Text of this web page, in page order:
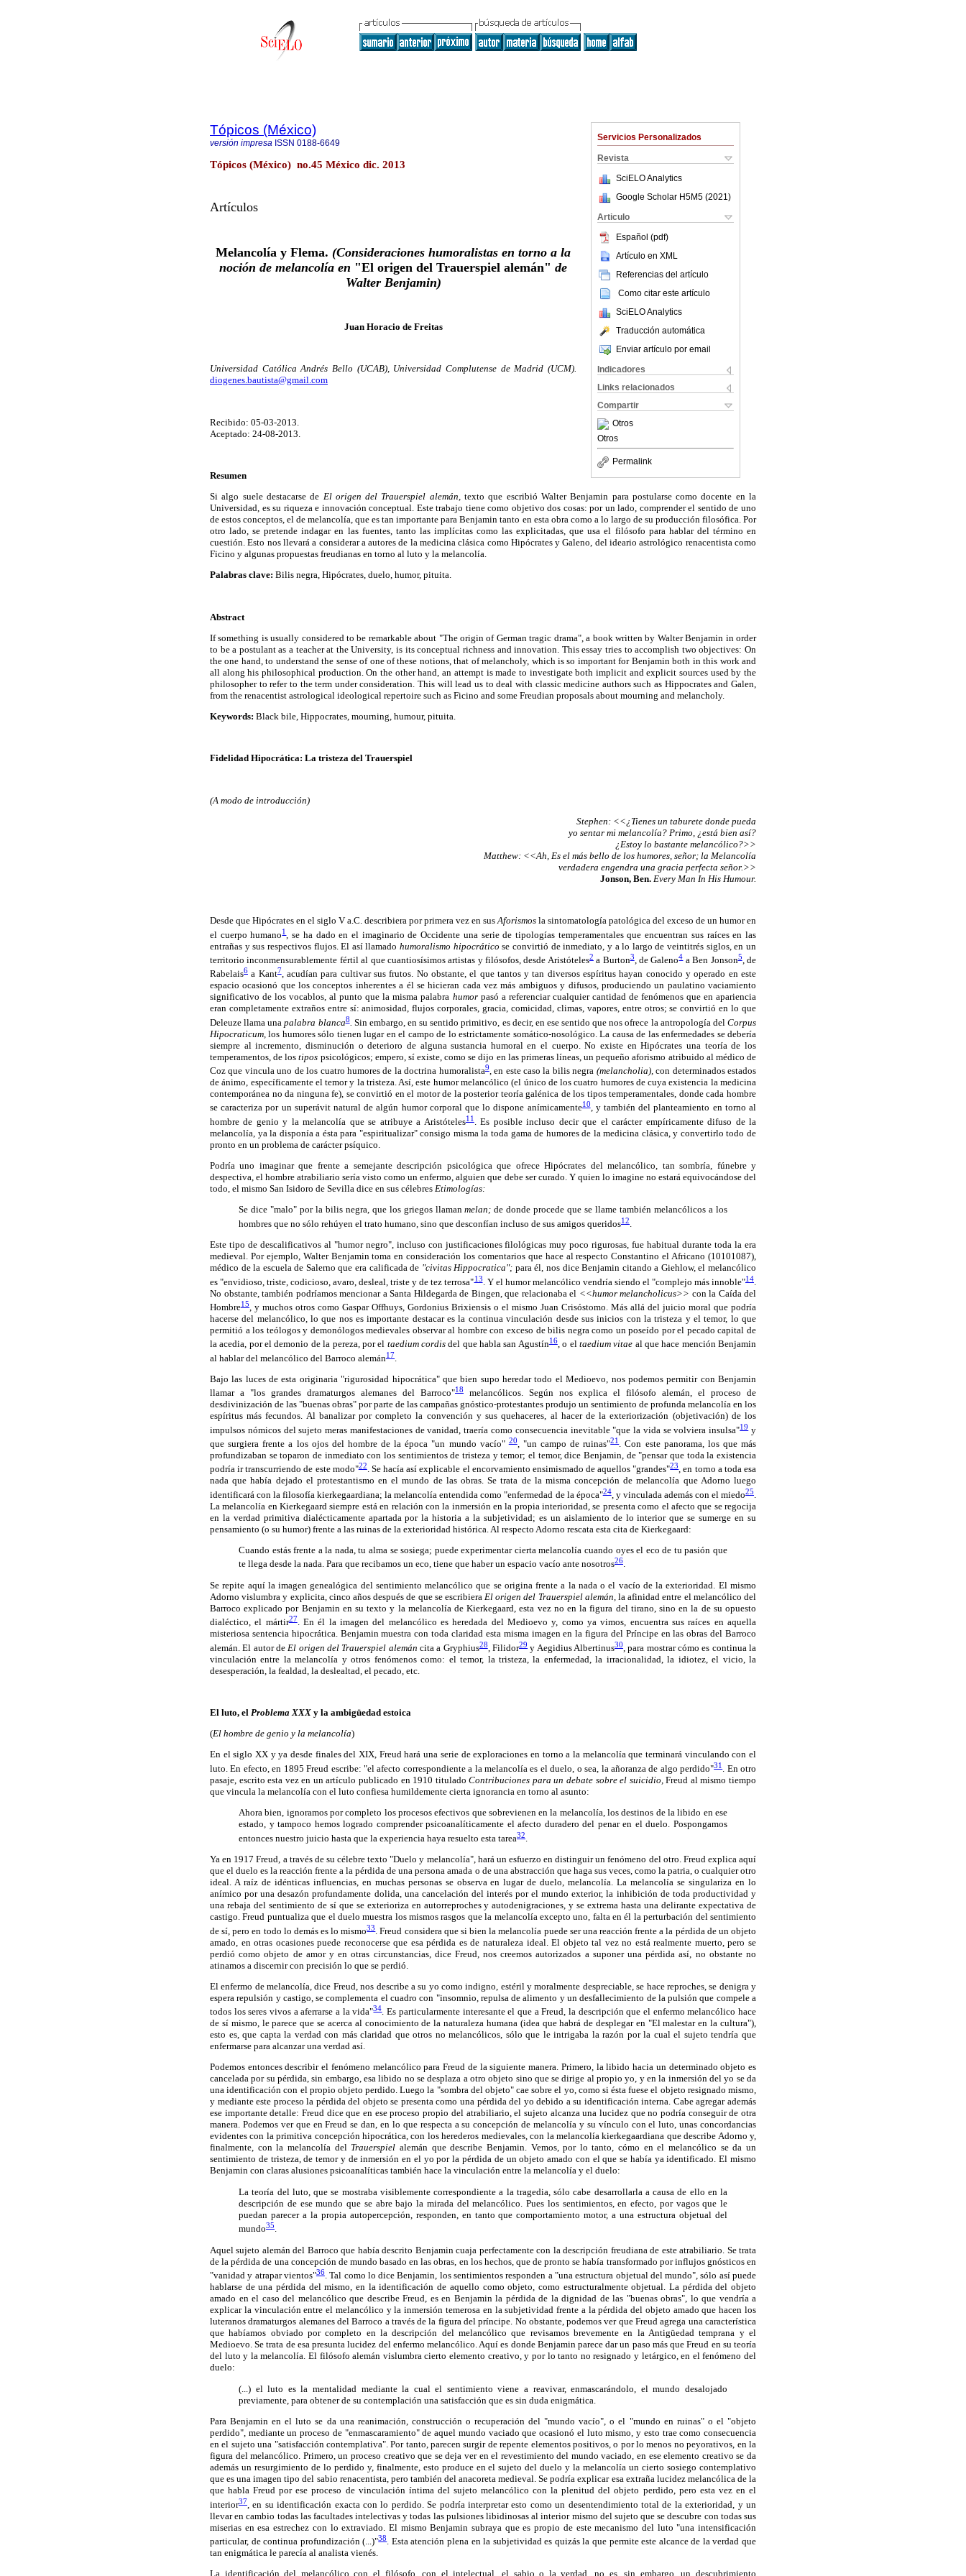
Servicios Personalizados
Revista
SciELO Analytics
Google Scholar H5M5 (2021 )
Articulo
Español (pdf)
Artículo en XML
Referencias del artículo
Como citar este artículo
SciELO Analytics
Traducción automática
Enviar artículo por email
Indicadores
Links relacionados
Compartir
Otros
Otros
Permalink
Tópicos (México)
versión impresa ISSN 0188-6649
Tópicos (México) no.45 México dic. 2013
Artículos
Melancolía y Flema. (Consideraciones humoralistas en torno a la
noción de melancolía en "El origen del Trauerspiel alemán" de
Walter Benjamin)
Juan Horacio de Freitas
Universidad Católica Andrés Bello (UCAB), Universidad Complutense de Madrid (UCM).
diogenes.bautista@gmail.com
Recibido: 05-03-2013.
Aceptado: 24-08-2013.
Resumen
Si algo suele destacarse de El origen del Trauerspiel alemán,texto que escribió Walter Benjamin para postularse como docente en la
Universidad, es su riqueza e innovación conceptual. Este trabajo tiene como objetivo dos cosas: por un lado, comprender el sentido de uno
de estos conceptos, el de melancolía, que es tan importante para Benjamin tanto en esta obra como a lo largo de su producción filosófica. Por
otro lado, se pretende indagar en las fuentes, tanto las implícitas como las explicitadas, que usa el filósofo para hablar del término en
cuestión. Esto nos llevará a considerar a autores de la medicina clásica como Hipócrates y Galeno, del ideario astrológico renacentista como
Ficino y algunas propuestas freudianas en torno al luto y la melancolía.
Palabras clave: Bilis negra, Hipócrates, duelo, humor, pituita.
Abstract
If something is usually considered to be remarkable about "The origin of German tragic drama", a book written by Walter Benjamin in order
to be a postulant as a teacher at the University, is its conceptual richness and innovation. This essay tries to accomplish two objectives: On
the one hand, to understand the sense of one of these notions, that of melancholy, which is so important for Benjamin both in this work and
all along his philosophical production. On the other hand, an attempt is made to investigate both implicit and explicit sources used by the
philosopher to refer to the term under consideration. This will lead us to deal with classic medicine authors such as Hippocrates and Galen,
from the renacentist astrological ideological repertoire such as Ficino and some Freudian proposals about mourning and melancholy.
Keywords: Black bile, Hippocrates, mourning, humour, pituita.
Fidelidad Hipocrática: La tristeza del Trauerspiel
(A modo de introducción)
Stephen: <<¿Tienes un taburete donde pueda
yo sentar mi melancolía? Primo, ¿está bien así?
¿Estoy lo bastante melancólico?>>
Matthew: <<Ah, Es el más bello de los humores, señor; la Melancolía
verdadera engendra una gracia perfecta señor.>>
Jonson, Ben. Every Man In His Humour.
Desde que Hipócrates en el siglo V a.C. describiera por primera vez en susAforismos la sintomatología patológica del exceso de un humor en
el cuerpo humano1 , se ha dado en el imaginario de Occidente una serie de tipologías temperamentales que encuentran sus raíces en las
entrañas y sus respectivos flujos. El así llamadohumoralismo hipocrático se convirtió de inmediato, y a lo largo de veintitrés siglos, en un
territorio inconmensurablemente fértil al que cuantiosísimos artistas y filósofos, desde Aristóteles2a Burton3, de Galeno4a Ben Jonson5, de
Rabelais6 a Kant7, acudían para cultivar sus frutos. No obstante, el que tantos y tan diversos espíritus hayan conocido y operado en este
espacio ocasionó que los conceptos inherentes a él se hicieran cada vez más ambiguos y difusos, produciendo un paulatino vaciamiento
significativo de los vocablos, al punto que la misma palabra humorpasó a referenciar cualquier cantidad de fenómenos que en apariencia
eran completamente extraños entre sí: animosidad, flujos corporales, gracia, comicidad, climas, vapores, entre otros; se convirtió en lo que
Deleuze llama unapalabra blanca8. Sin embargo, en su sentido primitivo, es decir, en ese sentido que nos ofrece la antropología delCorpus
Hipocraticum, los humores sólo tienen lugar en el campo de lo estrictamente somático-nosológico. La causa de las enfermedades se debería
siempre al incremento, disminución o deterioro de alguna sustancia humoral en el cuerpo. No existe en Hipócrates una teoría de los
temperamentos, de lostipos psicológicos; empero, sí existe, como se dijo en las primeras líneas, un pequeño aforismo atribuido al médico de
Coz que vincula uno de los cuatro humores de la doctrina humoralista9, en este caso la bilis negra (melancholia),con determinados estados
de ánimo, específicamente el temor y la tristeza. Así, este humor melancólico (el único de los cuatro humores de cuya existencia la medicina
contemporánea no da ninguna fe), se convirtió en el motor de la posterior teoría galénica de los tipos temperamentales, donde cada hombre
se caracteriza por un superávit natural de algún humor corporal que lo dispone anímicamente10, y también del planteamiento en torno al
hombre de genio y la melancolía que se atribuye a Aristóteles11. Es posible incluso decir que el carácter empíricamente difuso de la
melancolía, ya la disponía a ésta para "espiritualizar" consigo misma la toda gama de humores de la medicina clásica, y convertirlo todo de
pronto en un problema de carácter psíquico.
Podría uno imaginar que frente a semejante descripción psicológica que ofrece Hipócrates del melancólico, tan sombría, fúnebre y
despectiva, el hombre atrabiliario sería visto como un enfermo, alguien que debe ser curado. Y quien lo imagine no estará equivocándose del
todo, el mismo San Isidoro de Sevilla dice en sus célebres Etimologías:
Se dice "malo" por la bilis negra, que los griegos llamanmelan; de donde procede que se llame también melancólicos a los
hombres que no sólo rehúyen el trato humano, sino que desconfían incluso de sus amigos queridos12
Este tipo de descalificativos al "humor negro", incluso con justificaciones filológicas muy poco rigurosas, fue habitual durante toda la era
medieval. Por ejemplo, Walter Benjamin toma en consideración los comentarios que hace al respecto Constantino el Africano (10101087),
médico de la escuela de Salerno que era calificada de "civitas Hippocratica"; para él, nos dice Benjamin citando a Giehlow, el melancólico
es "envidioso, triste, codicioso, avaro, desleal, triste y de tez terrosa"13. Y el humor melancólico vendría siendo el "complejo más innoble"14
No obstante, también podríamos mencionar a Santa Hildegarda de Bingen, que relacionaba el <<humor melancholicus>> con la Caída del
Hombre15, y muchos otros como Gaspar Offhuys, Gordonius Brixiensis o el mismo Juan Crisóstomo. Más allá del juicio moral que podría
hacerse del melancólico, lo que nos es importante destacar es la continua vinculación desde sus inicios con la tristeza y el temor, lo que
permitió a los teólogos y demonólogos medievales observar al hombre con exceso de bilis negra como un poseído por el pecado capital de
la acedia, por el demonio de la pereza, por el taedium cordisdel que habla san Agustín16, o el taedium vitae al que hace mención Benjamin
al hablar del melancólico del Barroco alemán17
Bajo las luces de esta originaria "rigurosidad hipocrática" que bien supo heredar todo el Medioevo, nos podemos permitir con Benjamin
llamar a "los grandes dramaturgos alemanes del Barroco"18
melancólicos. Según nos explica el filósofo alemán, el proceso de
desdivinización de las "buenas obras" por parte de las campañas gnóstico-protestantes produjo un sentimiento de profunda melancolía en los
espíritus más fecundos. Al banalizar por completo la convención y sus quehaceres, al hacer de la exteriorización (objetivación) de los
impulsos nómicos del sujeto meras manifestaciones de vanidad, traería como consecuencia inevitable "que la vida se volviera insulsa"19y
que surgiera frente a los ojos del hombre de la época "un mundo vacío"20, "un campo de ruinas"21. Con este panorama, los que más
profundizaban se toparon de inmediato con los sentimientos de tristeza y temor; el temor, dice Benjamin, de "pensar que toda la existencia
podría ir transcurriendo de este modo"22. Se hacía así explicable el encorvamiento ensimismado de aquellos "grandes"23, en torno a toda esa
nada que había dejado el protestantismo en el mundo de las obras. Se trata de la misma concepción de melancolía que Adorno luego
identificará con la filosofía kierkegaardiana; la melancolía entendida como "enfermedad de la época"24, y vinculada además con el miedo25
La melancolía en Kierkegaard siempre está en relación con la inmersión en la propia interioridad, se presenta como el afecto que se regocija
en la verdad primitiva dialécticamente apartada por la historia a la subjetividad; es un aislamiento de lo interior que se sumerge en su
pensamiento (o su humor) frente a las ruinas de la exterioridad histórica. Al respecto Adorno rescata esta cita de Kierkegaard:
Cuando estás frente a la nada, tu alma se sosiega; puede experimentar cierta melancolía cuando oyes el eco de tu pasión que
te llega desde la nada. Para que recibamos un eco, tiene que haber un espacio vacío ante nosotros26.
Se repite aquí la imagen genealógica del sentimiento melancólico que se origina frente a la nada o el vacío de la exterioridad. El mismo
Adorno vislumbra y explicita, cinco años después de que se escribieraEl origen del Trauerspiel alemán,la afinidad entre el melancólico del
Barroco explicado por Benjamin en su texto y la melancolía de Kierkegaard, esta vez no en la figura del tirano, sino en la de su opuesto
dialéctico, el mártir27. En él la imagen del melancólico es heredada del Medioevo y, como ya vimos, encuentra sus raíces en aquella
misteriosa sentencia hipocrática. Benjamin muestra con toda claridad esta misma imagen en la figura del Príncipe en las obras del Barroco
alemán. El autor de El origen del Trauerspiel alemán cita a Gryphius28, Filidor29 y Aegidius Albertinus30 , para mostrar cómo es continua la
vinculación entre la melancolía y otros fenómenos como: el temor, la tristeza, la enfermedad, la irracionalidad, la idiotez, el vicio, la
desesperación, la fealdad, la deslealtad, el pecado, etc.
El luto, el Problema XXX y la ambigüedad estoica
(El hombre de genio y la melancolía)
En el siglo XX y ya desde finales del XIX, Freud hará una serie de exploraciones en torno a la melancolía que terminará vinculando con el
luto. En efecto, en 1895 Freud escribe: "el afecto correspondiente a la melancolía es el duelo, o sea, la añoranza de algo perdido"31. En otro
pasaje, escrito esta vez en un artículo publicado en 1910 tituladoContribuciones para un debate sobre el suicidio, Freud al mismo tiempo
que vincula la melancolía con el luto confiesa humildemente cierta ignorancia en torno al asunto:
Ahora bien, ignoramos por completo los procesos efectivos que sobrevienen en la melancolía, los destinos de la libido en ese
estado, y tampoco hemos logrado comprender psicoanalíticamente el afecto duradero del penar en el duelo. Pospongamos
entonces nuestro juicio hasta que la experiencia haya resuelto esta tarea32
Ya en 1917 Freud, a través de su célebre texto "Duelo y melancolía", hará un esfuerzo en distinguir un fenómeno del otro. Freud explica aquí
que el duelo es la reacción frente a la pérdida de una persona amada o de una abstracción que haga sus veces, como la patria, o cualquier otro
ideal. A raíz de idénticas influencias, en muchas personas se observa en lugar de duelo, melancolía. La melancolía se singulariza en lo
anímico por una desazón profundamente dolida, una cancelación del interés por el mundo exterior, la inhibición de toda productividad y
una rebaja del sentimiento de sí que se exterioriza en autorreproches y autodenigraciones, y se extrema hasta una delirante expectativa de
castigo. Freud puntualiza que el duelo muestra los mismos rasgos que la melancolía excepto uno, falta en él la perturbación del sentimiento
de sí, pero en todo lo demás es lo mismo33. Freud considera que si bien la melancolía puede ser una reacción frente a la pérdida de un objeto
amado, en otras ocasiones puede reconocerse que esa pérdida es de naturaleza ideal. El objeto tal vez no está realmente muerto, pero se
perdió como objeto de amor y en otras circunstancias, dice Freud, nos creemos autorizados a suponer una pérdida así, no obstante no
atinamos a discernir con precisión lo que se perdió.
El enfermo de melancolía, dice Freud, nos describe a su yo como indigno, estéril y moralmente despreciable, se hace reproches, se denigra y
espera repulsión y castigo, se complementa el cuadro con "insomnio, repulsa de alimento y un desfallecimiento de la pulsión que compele a
todos los seres vivos a aferrarse a la vida"34. Es particularmente interesante el que a Freud, la descripción que el enfermo melancólico hace
de sí mismo, le parece que se acerca al conocimiento de la naturaleza humana (idea que habrá de desplegar en "El malestar en la cultura"),
esto es, que capta la verdad con más claridad que otros no melancólicos, sólo que le intrigaba la razón por la cual el sujeto tendría que
enfermarse para alcanzar una verdad así.
Podemos entonces describir el fenómeno melancólico para Freud de la siguiente manera. Primero, la libido hacia un determinado objeto es
cancelada por su pérdida, sin embargo, esa libido no se desplaza a otro objeto sino que se dirige al propio yo, y en la inmersión del yo se da
una identificación con el propio objeto perdido. Luego la "sombra del objeto" cae sobre el yo, como si ésta fuese el objeto resignado mismo,
y mediante este proceso la pérdida del objeto se presenta como una pérdida del yo debido a su identificación interna. Cabe agregar además
ese importante detalle: Freud dice que en ese proceso propio del atrabiliario, el sujeto alcanza una lucidez que no podría conseguir de otra
manera. Podemos ver que en Freud se dan, en lo que respecta a su concepción de melancolía y su vínculo con el luto, unas concordancias
evidentes con la primitiva concepción hipocrática, con los herederos medievales, con la melancolía kierkegaardiana que describe Adorno y,
finalmente, con la melancolía del Trauerspiel alemán que describe Benjamin. Vemos, por lo tanto, cómo en el melancólico se da un
sentimiento de tristeza, de temor y de inmersión en el yo por la pérdida de un objeto amado con el que se había ya identificado. El mismo
Benjamin con claras alusiones psicoanalíticas también hace la vinculación entre la melancolía y el duelo:
La teoría del luto, que se mostraba visiblemente correspondiente a la tragedia, sólo cabe desarrollarla a causa de ello en la
descripción de ese mundo que se abre bajo la mirada del melancólico. Pues los sentimientos, en efecto, por vagos que le
puedan parecer a la propia autopercepción, responden, en tanto que comportamiento motor, a una estructura objetual del
mundo35.
Aquel sujeto alemán del Barroco que había descrito Benjamin cuaja perfectamente con la descripción freudiana de este atrabiliario. Se trata
de la pérdida de una concepción de mundo basado en las obras, en los hechos, que de pronto se había transformado por influjos gnósticos en
"vanidad y atrapar vientos"36. Tal como lo dice Benjamin, los sentimientos responden a "una estructura objetual del mundo", sólo así puede
hablarse de una pérdida del mismo, en la identificación de aquello como objeto, como estructuralmente objetual. La pérdida del objeto
amado en el caso del melancólico que describe Freud, es en Benjamin la pérdida de la dignidad de las "buenas obras", lo que vendría a
explicar la vinculación entre el melancólico y la inmersión temerosa en la subjetividad frente a la pérdida del objeto amado que hacen los
luteranos dramaturgos alemanes del Barroco a través de la figura del príncipe. No obstante, podemos ver que Freud agrega una característica
que habíamos obviado por completo en la descripción del melancólico que revisamos brevemente en la Antigüedad temprana y el
Medioevo. Se trata de esa presunta lucidez del enfermo melancólico. Aquí es donde Benjamin parece dar un paso más que Freud en su teoría
del luto y la melancolía. El filósofo alemán vislumbra cierto elemento creativo, y por lo tanto no resignado y letárgico, en el fenómeno del
duelo:
(...) el luto es la mentalidad mediante la cual el sentimiento viene a reavivar, enmascarándolo, el mundo desalojado
previamente, para obtener de su contemplación una satisfacción que es sin duda enigmática.
Para Benjamin en el luto se da una reanimación, construcción o recuperación del "mundo vacío", o el "mundo en ruinas" o el "objeto
perdido", mediante un proceso de "enmascaramiento" de aquel mundo vaciado que ocasionó el luto mismo, y esto trae como consecuencia
en el sujeto una "satisfacción contemplativa". Por tanto, parecen surgir de repente elementos positivos, o por lo menos no peyorativos, en la
figura del melancólico. Primero, un proceso creativo que se deja ver en el revestimiento del mundo vaciado, en ese elemento creativo se da
además un resurgimiento de lo perdido y, finalmente, esto produce en el sujeto del duelo y la melancolía un cierto sosiego contemplativo
que es una imagen tipo del sabio renacentista, pero también del anacoreta medieval. Se podría explicar esa extraña lucidez melancólica de la
que habla Freud por ese proceso de vinculación íntima del sujeto melancólico con la plenitud del objeto perdido, pero esta vez en el
interior37 , en su identificación exacta con lo perdido. Se podría interpretar esto como un desentendimiento total de la exterioridad, y un
llevar en cambio todas las facultades intelectivas y todas las pulsiones libidinosas al interior mismo del sujeto que se descubre con todas sus
miserias en esa estrechez con lo extraviado. El mismo Benjamin subraya que es propio de este mecanismo del luto "una intensificación
particular, de continua profundización (...)"38. Esta atención plena en la subjetividad es quizás la que permite este alcance de la verdad que
tan enigmática le parecía al analista vienés.
La identificación del melancólico con el filósofo, con el intelectual, el sabio o la verdad, no es, sin embargo, un descubrimiento